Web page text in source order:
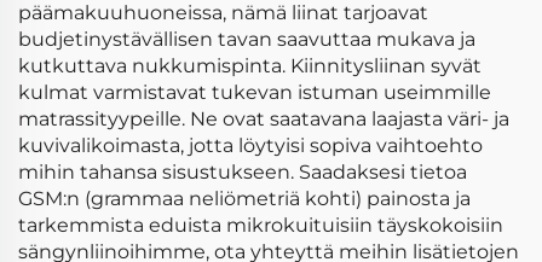
päämakuuhuoneissa, nämä liinat tarjoavat
budjetinystävällisen tavan saavuttaa mukava ja
kutkuttava nukkumispinta. Kiinnitysliinan syvät
kulmat varmistavat tukevan istuman useimmille
matrassi­tyypeille. Ne ovat saatavana laajasta väri- ja
kuvi­valikoimasta, jotta löytyisi sopiva vaihtoehto
mihin tahansa sisustukseen. Saadaksesi tietoa
GSM:n (grammaa neliömetriä kohti) painosta ja
tarkemmista eduista mikrokuituisiin täyskokoisiin
sängynliinoihimme, ota yhteyttä meihin lisätietojen